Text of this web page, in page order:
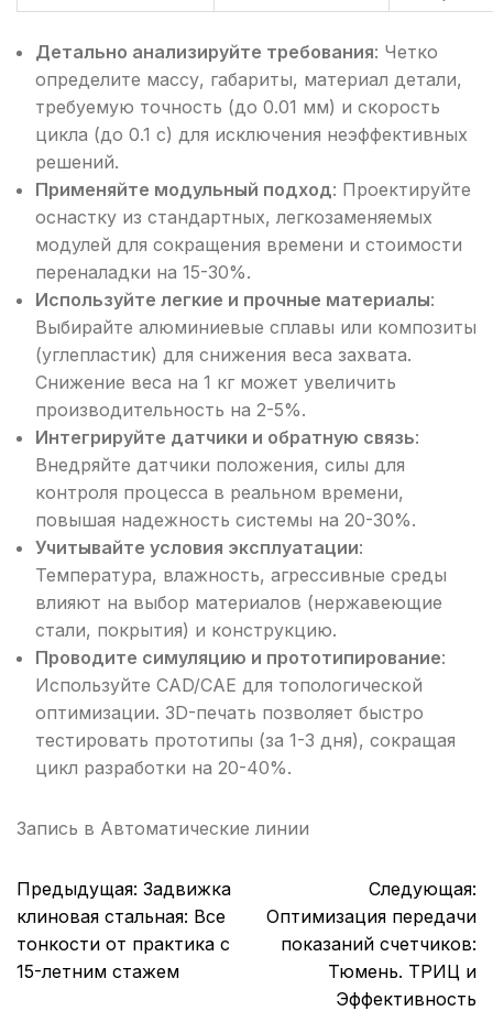
Детально анализируйте требования: Четко
определите массу, габариты, материал детали,
требуемую точность (до 0.01 мм) и скорость
цикла (до 0.1 с) для исключения неэффективных
решений.
Применяйте модульный подход: Проектируйте
оснастку из стандартных, легкозаменяемых
модулей для сокращения времени и стоимости
переналадки на 15-30%.
Используйте легкие и прочные материалы:
Выбирайте алюминиевые сплавы или композиты
(углепластик) для снижения веса захвата.
Снижение веса на 1 кг может увеличить
производительность на 2-5%.
Интегрируйте датчики и обратную связь:
Внедряйте датчики положения, силы для
контроля процесса в реальном времени,
повышая надежность системы на 20-30%.
Учитывайте условия эксплуатации:
Температура, влажность, агрессивные среды
влияют на выбор материалов (нержавеющие
стали, покрытия) и конструкцию.
Проводите симуляцию и прототипирование:
Используйте CAD/CAE для топологической
оптимизации. 3D-печать позволяет быстро
тестировать прототипы (за 1-3 дня), сокращая
цикл разработки на 20-40%.
Запись в Автоматические линии
Навигация
по
Предыдущая: Задвижка
клиновая стальная: Все
тонкости от практика с
15-летним стажем
Следующая:
Оптимизация передачи
показаний счетчиков:
Тюмень. ТРИЦ и
Эффективность